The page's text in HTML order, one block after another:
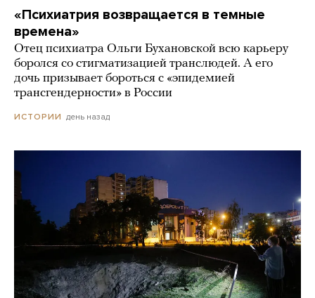
«Психиатрия возвращается в темные
времена»
Отец психиатра Ольги Бухановской всю карьеру
боролся со стигматизацией транслюдей. А его
дочь призывает бороться с «эпидемией
трансгендерности» в России
ИСТОРИИ день назад